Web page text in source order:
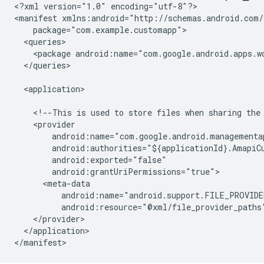
<?xml version="1.0"
encoding="utf-8"?>
<manifest
<package
</queries>
<application>
<!--This is used to store files when sharing the
android:resource="@xml/
</application>